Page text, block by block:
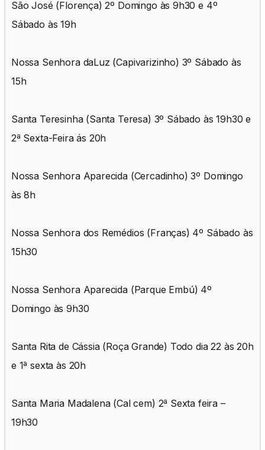
São José (Florença) 2º Domingo às 9h30 e 4º
Sábado às 19h
Nossa Senhora daLuz (Capivarizinho) 3º Sábado às
15h
Santa Teresinha (Santa Teresa) 3º Sábado às 19h30 e
2ª Sexta-Feira ás 20h
Nossa Senhora Aparecida (Cercadinho) 3º Domingo
às 8h
Nossa Senhora dos Remédios (Franças) 4º Sábado às
15h30
Nossa Senhora Aparecida (Parque Embú) 4º
Domingo às 9h30
Santa Rita de Cássia (Roça Grande) Todo dia 22 às 20h
e 1ª sexta às 20h
Santa Maria Madalena (Cal cem) 2ª Sexta feira –
19h30